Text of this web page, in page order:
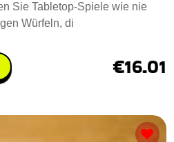
Sie Tabletop-Spiele wie nie
Würfeln, di
€16.01